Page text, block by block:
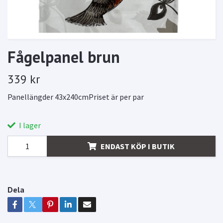
Fågelpanel brun
339 kr
Panellängder 43x240cmPriset är per par
I lager
ENDAST KÖP I BUTIK
Dela